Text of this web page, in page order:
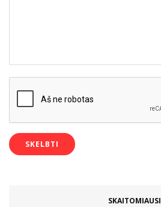
SKAITOMIAUSI